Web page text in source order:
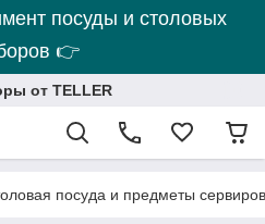
посуды и столовых
👉
от TELLER
посуда и предметы